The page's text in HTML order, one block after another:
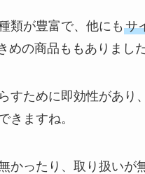
類が豊富で、他にも サ
めの商品ももありました
すために即効性があり
きますね。
かったり、取り扱いが